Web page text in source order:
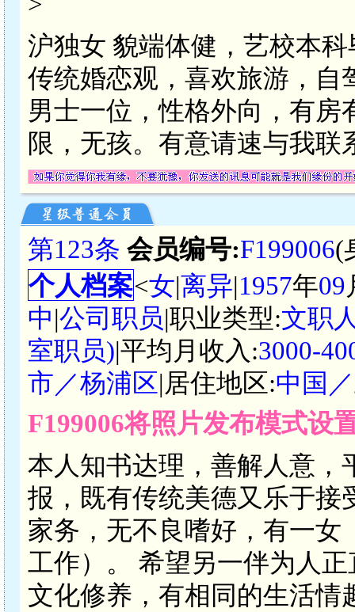
沪独女 貌端体健，艺校本
传统婚恋观，喜欢旅游，自
男士一位，性格外向，有
限，无孩。有意请速与我
第123条 会员编号:F199006(
个人档案<女|离异|1957年09
中|公司职员|职业类型:文职
室职员)|平均月收入:3000-
市／杨浦区|居住地区:中国
F199006将照片发布模式设
本人知书达理，善解人意，
报，既有传统美德又乐于接
家务，无不良嗜好，有一女
工作）。 希望另一伴为人
文化修养，有相同的生活情